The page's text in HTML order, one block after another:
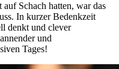
Schach hatten, war das
In kurzer Bedenkzeit
denkt und clever
und
Tages!